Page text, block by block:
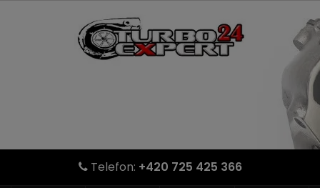
Telefon: +420 725 425 366